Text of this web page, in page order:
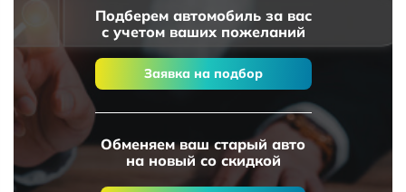
Подберем автомобиль за вас
с учетом ваших пожеланий
Заявка на подбор
Обменяем ваш старый авто
на новый со скидкой